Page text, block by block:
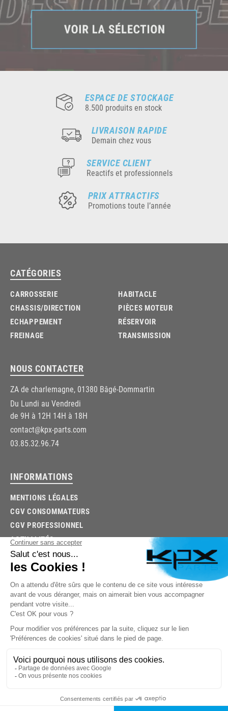
ESPACE DE STOCKAGE
8.500 produits en stock
LIVRAISON RAPIDE
Demain chez vous
SERVICE CLIENT
Reactifs et professionnels
PRIX ATTRACTIFS
Promotions toute l’année
03.85.32.96.74
© 2026 -KPX PARTS- SITE CRÉÉ PARLET'S CLIC
CATÉGORIES
CARROSSERIE
CHASSIS/DIRECTION
ECHAPPEMENT
FREINAGE
HABITACLE
PIÈCES MOTEUR
RÉSERVOIR
TRANSMISSION
NOUS CONTACTER
ZA de charlemagne, 01380 Bâgé-Dommartin
Du Lundi au Vendredi
de 9H à 12H 14H à 18H
contact@kpx-parts.com
03.85.32.96.74
INFORMATIONS
MENTIONS LÉGALES
CGV CONSOMMATEURS
CGV PROFESSIONNEL
ACTUALITÉS
TROUVEZ LA BONNE PIÈCE RAPIDEMENT